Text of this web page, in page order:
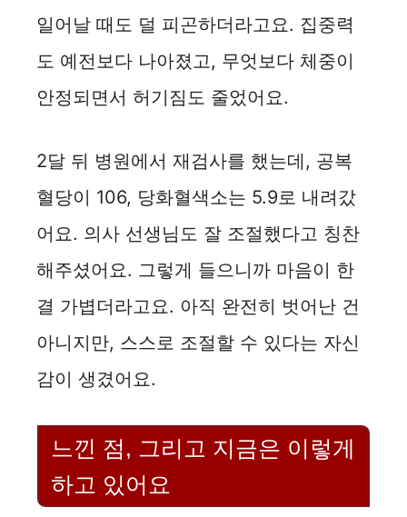
일어날 때도 덜 피곤하더라고요. 집중력
도 예전보다 나아졌고, 무엇보다 체중이
안정되면서 허기짐도 줄었어요.
2달 뒤 병원에서 재검사를 했는데, 공복
혈당이 106, 당화혈색소는 5.9로 내려갔
어요. 의사 선생님도 잘 조절했다고 칭찬
해주셨어요. 그렇게 들으니까 마음이 한
결 가볍더라고요. 아직 완전히 벗어난 건
아니지만, 스스로 조절할 수 있다는 자신
감이 생겼어요.
느낀 점, 그리고 지금은 이렇게
하고 있어요